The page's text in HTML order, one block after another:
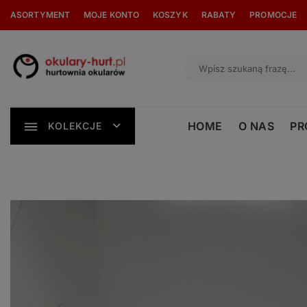
ASORTYMENT MOJE KONTO KOSZYK RABATY PROMOCJE
KOLEKCJE HOME O NAS